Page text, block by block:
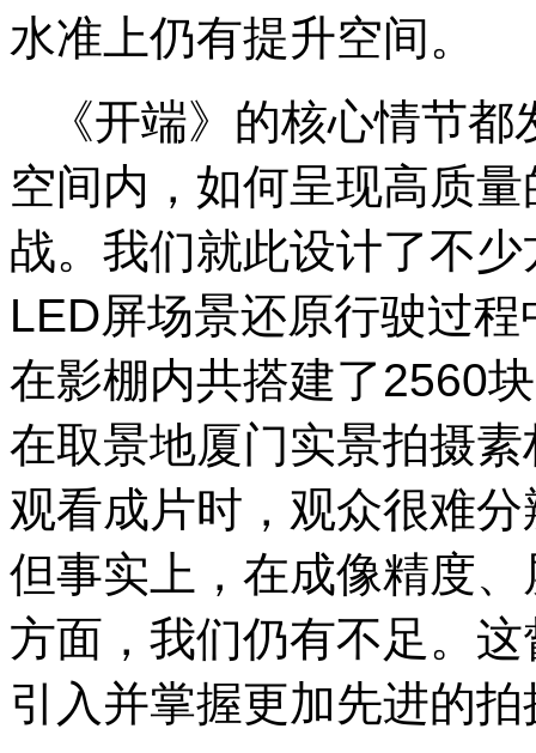
水准上仍有提升空间。
《开端》的核心情节
空间内，如何呈现高质
战。我们就此设计了不
LED屏场景还原行驶过
在影棚内共搭建了2560
在取景地厦门实景拍摄
观看成片时，观众很难
但事实上，在成像精度
方面，我们仍有不足。
引入并掌握更加先进的